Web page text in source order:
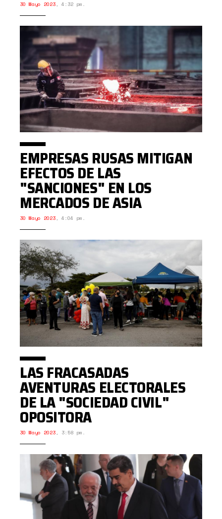
30 Mayo 2023, 4:32 pm.
EMPRESAS RUSAS MITIGAN
EFECTOS DE LAS
"SANCIONES" EN LOS
MERCADOS DE ASIA
30 Mayo 2023, 4:04 pm.
LAS FRACASADAS
AVENTURAS ELECTORALES
DE LA "SOCIEDAD CIVIL"
OPOSITORA
30 Mayo 2023, 3:58 pm.